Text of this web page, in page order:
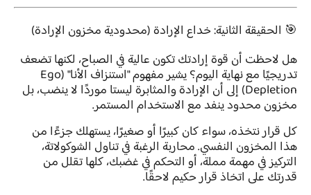
🎯 الحقيقة الثانية: خداع الإرادة (محدودية مخزون الإرادة)
هل لاحظت أن قوة إرادتك تكون عالية في الصباح، لكنها تضعف
تدريجيًا مع نهاية اليوم؟ يشير مفهوم "استنزاف الأنا" (Ego
Depletion) إلى أن الإرادة والمثابرة ليستا موردًا لا ينضب، بل
مخزون محدود ينفد مع الاستخدام المستمر.
كل قرار نتخذه، سواء كان كبيرًا أو صغيرًا، يستهلك جزءًا من
هذا المخزون النفسي. محاربة الرغبة في تناول الشوكولاتة،
التركيز في مهمة مملة، أو التحكم في غضبك، كلها تقلل من
قدرتك على اتخاذ قرار حكيم لاحقًا.